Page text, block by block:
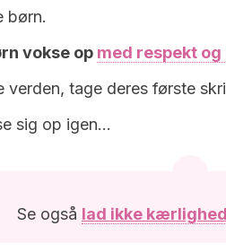
børn.
vokse op med respekt
verden, tage deres første
sig op igen…
Se også lad ikke